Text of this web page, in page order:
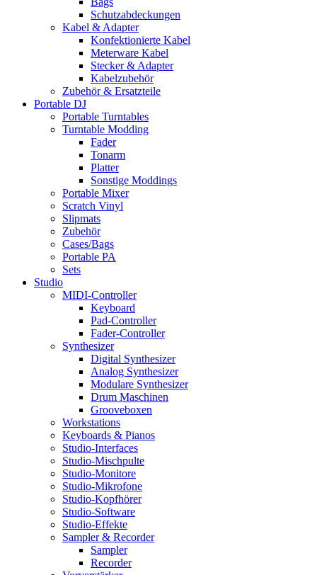
Schutzabdeckungen
Kabel & Adapter
Konfektionierte Kabel
Meterware Kabel
Stecker & Adapter
Kabelzubehör
Zubehör & Ersatzteile
Portable DJ
Portable Turntables
Turntable Modding
Fader
Tonarm
Platter
Sonstige Moddings
Portable Mixer
Scratch Vinyl
Slipmats
Zubehör
Cases/Bags
Portable PA
Sets
Studio
MIDI-Controller
Keyboard
Pad-Controller
Fader-Controller
Synthesizer
Digital Synthesizer
Analog Synthesizer
Modulare Synthesizer
Drum Maschinen
Grooveboxen
Workstations
Keyboards & Pianos
Studio-Interfaces
Studio-Mischpulte
Studio-Monitore
Studio-Mikrofone
Studio-Kopfhörer
Studio-Software
Studio-Effekte
Sampler & Recorder
Sampler
Recorder